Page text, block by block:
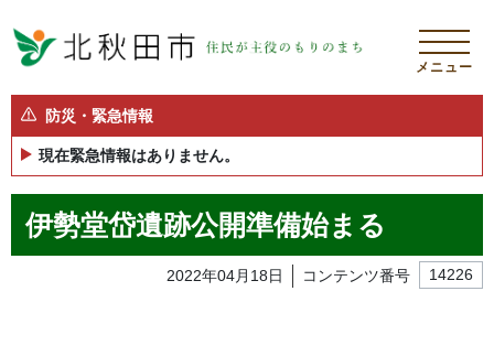
メニュー
防災・緊急情報
現在緊急情報はありません。
伊勢堂岱遺跡公開準備始まる
2022年04月18日 コンテンツ番号 14226